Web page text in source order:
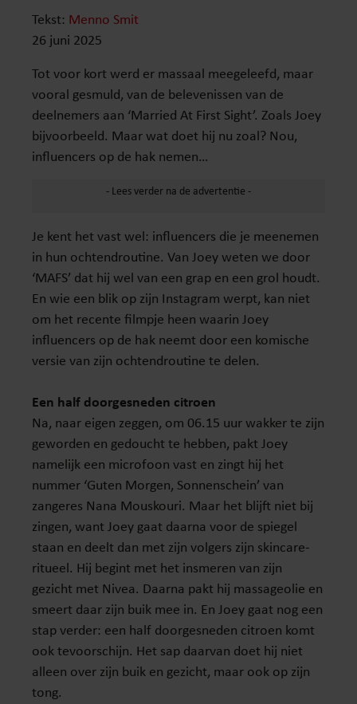
Tekst: Menno Smit
26 juni 2025
Tot voor kort werd er massaal meegeleefd, maar
vooral gesmuld, van de belevenissen van de
deelnemers aan ‘Married At First Sight’. Zoals Joey
bijvoorbeeld. Maar wat doet hij nu zoal? Nou,
influencers op de hak nemen…
Je kent het vast wel: influencers die je meenemen
in hun ochtendroutine. Van Joey weten we door
‘MAFS’ dat hij wel van een grap en een grol houdt.
En wie een blik op zijn Instagram werpt, kan niet
om het recente filmpje heen waarin Joey
influencers op de hak neemt door een komische
versie van zijn ochtendroutine te delen.
Een half doorgesneden citroen
Na, naar eigen zeggen, om 06.15 uur wakker te zijn
geworden en gedoucht te hebben, pakt Joey
namelijk een microfoon vast en zingt hij het
nummer ‘Guten Morgen, Sonnenschein’ van
zangeres Nana Mouskouri. Maar het blijft niet bij
zingen, want Joey gaat daarna voor de spiegel
staan en deelt dan met zijn volgers zijn skincare-
ritueel. Hij begint met het insmeren van zijn
gezicht met Nivea. Daarna pakt hij massageolie en
smeert daar zijn buik mee in. En Joey gaat nog een
stap verder: een half doorgesneden citroen komt
ook tevoorschijn. Het sap daarvan doet hij niet
alleen over zijn buik en gezicht, maar ook op zijn
tong.